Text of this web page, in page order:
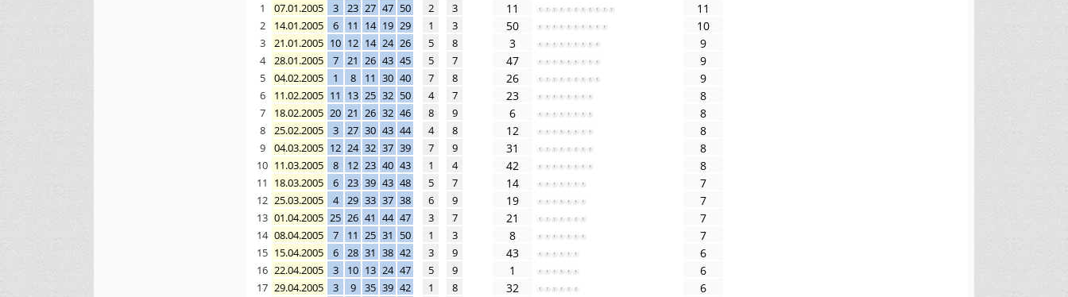
1 07.01.2005 3 23 27 47 50 2
3
2
14.01.2005 6 11 14 19 29 1
3
3
21.01.2005 10 12 14 24 26 5
8
4
28.01.2005 7 21 26 43 45 5
7
5
04.02.2005 1 8 11 30 40 7
8
6
11.02.2005 11 13 25 32 50 4
7
7
18.02.2005 20 21 26 32 46 8
9
8
25.02.2005 3 27 30 43 44 4
8
9
04.03.2005 12 24 32 37 39 7
9
10 11.03.2005 8 12 23 40 43 1
4
11
18.03.2005 6 23 39 43 48 5
7
12 25.03.2005 4 29 33 37 38 6
9
13 01.04.2005 25 26 41 44 47 3
7
14 08.04.2005 7 11 25 31 50 1
3
15 15.04.2005 6 28 31 38 42 3
9
16 22.04.2005 3 10 13 24 47 5
9
17 29.04.2005 3 9 35 39 42 1
8
11
11
50
10
3
9
47
9
26
9
23
8
6
8
12
8
31
8
42
8
14
7
19
7
21
7
8
7
43
6
1
6
32
6